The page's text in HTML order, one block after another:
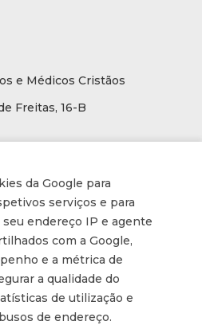
da Google para
serviços e para
seu endereço IP e agente
com a Google,
e a métrica de
a qualidade do
de utilização e
de endereço.
e Médicos Cristãos
Freitas, 16-B
nacional)